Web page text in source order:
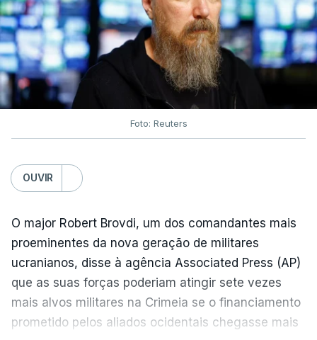
Foto: Reuters
OUVIR
O major Robert Brovdi, um dos comandantes mais
proeminentes da nova geração de militares
ucranianos, disse à agência Associated Press (AP)
que as suas forças poderiam atingir sete vezes
mais alvos militares na Crimeia se o financiamento
prometido pelos aliados ocidentais chegasse mais